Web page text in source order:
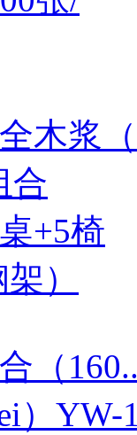
木浆
（